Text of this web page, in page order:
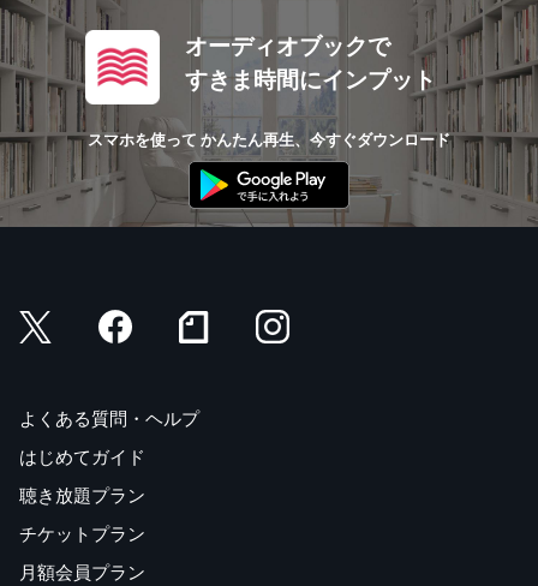
オーディオブックで
すきま時間にインプット
スマホを使って かんたん再生、今すぐダウンロード
よくある質問・ヘルプ
はじめてガイド
聴き放題プラン
チケットプラン
月額会員プラン